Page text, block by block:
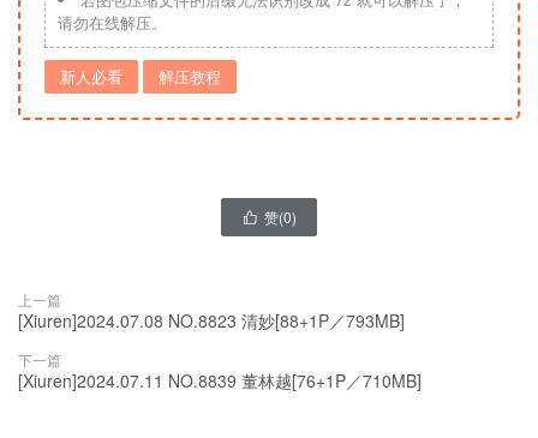
请勿在线解压。
新人必看 解压教程
 赞(0)
上一篇
[Xiuren]2024.07.08 NO.8823 清妙[88+1P／793MB]
下一篇
[Xiuren]2024.07.11 NO.8839 董林越[76+1P／710MB]